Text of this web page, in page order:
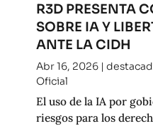
R3D PRESENTA
SOBRE IA Y
ANTE LA CIDH
Abr 16, 2026|
Oficial
El uso de la IA por
riesgos para los